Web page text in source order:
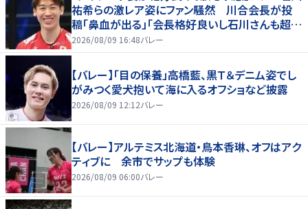
祐希らの激レア姿にファン騒然 川合会長が投
稿「鼻血が出る」「会長格好良いし石川さんも超格
好いい」
2026/08/09 16:48バレー
【バレー】「目の保養」高橋藍、黒Ｔ＆デニム姿でし
がみつく愛犬抱いて海に入るオフショなど披露
2026/08/09 12:12バレー
【バレー】アルテミス北海道・鳥本香琳、オフはアク
ティブに 余市でサップも体験
2026/08/09 06:00バレー